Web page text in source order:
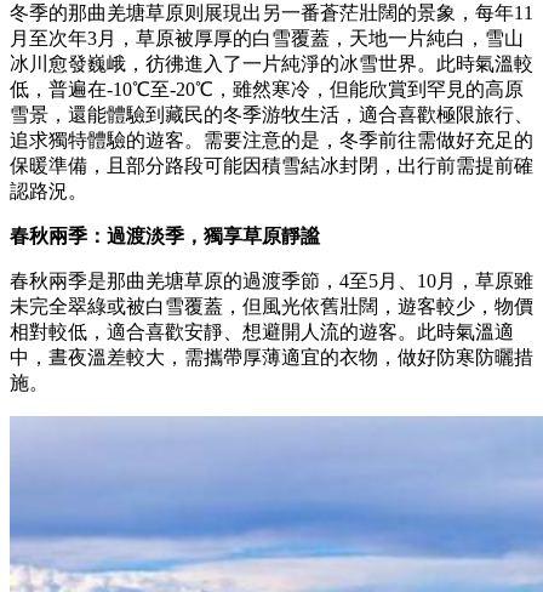
冬季的那曲羌塘草原则展現出另一番蒼茫壯闊的景象，每年11
月至次年3月，草原被厚厚的白雪覆蓋，天地一片純白，雪山
冰川愈發巍峨，彷彿進入了一片純淨的冰雪世界。此時氣溫較
低，普遍在-10℃至-20℃，雖然寒冷，但能欣賞到罕見的高原
雪景，還能體驗到藏民的冬季游牧生活，適合喜歡極限旅行、
追求獨特體驗的遊客。需要注意的是，冬季前往需做好充足的
保暖準備，且部分路段可能因積雪結冰封閉，出行前需提前確
認路況。
春秋兩季：過渡淡季，獨享草原靜謐
春秋兩季是那曲羌塘草原的過渡季節，4至5月、10月，草原雖
未完全翠綠或被白雪覆蓋，但風光依舊壯闊，遊客較少，物價
相對較低，適合喜歡安靜、想避開人流的遊客。此時氣溫適
中，晝夜溫差較大，需攜帶厚薄適宜的衣物，做好防寒防曬措
施。